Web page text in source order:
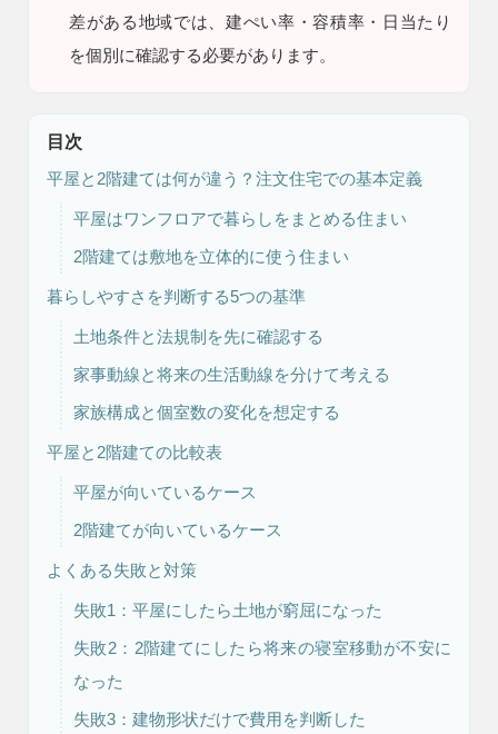
差がある地域では、建ぺい率・容積率・日当たり
を個別に確認する必要があります。
目次
平屋と2階建ては何が違う？注文住宅での基本定義
平屋はワンフロアで暮らしをまとめる住まい
2階建ては敷地を立体的に使う住まい
暮らしやすさを判断する5つの基準
土地条件と法規制を先に確認する
家事動線と将来の生活動線を分けて考える
家族構成と個室数の変化を想定する
平屋と2階建ての比較表
平屋が向いているケース
2階建てが向いているケース
よくある失敗と対策
失敗1：平屋にしたら土地が窮屈になった
失敗2：2階建てにしたら将来の寝室移動が不安に
なった
失敗3：建物形状だけで費用を判断した
0120-37-7611
アフターメンテナンス
04-2968-5522
アフター メンテナンス 安心保証制度